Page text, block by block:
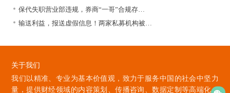
保代失职营业部违规，券商“一哥”合规存…
输送利益，报送虚假信息！两家私募机构被…
关于我们
我们以精准、专业为基本价值观，致力于服务中国的社会中坚力
量，提供财经领域的内容策划、传播咨询、数据定制等高端化、